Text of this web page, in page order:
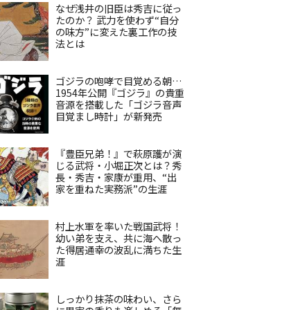
なぜ浅井の旧臣は秀吉に従っ
たのか？ 武力を使わず“自分
の味方”に変えた裏工作の技
法とは
ゴジラの咆哮で目覚める朝…
1954年公開『ゴジラ』の貴重
音源を搭載した「ゴジラ音声
目覚まし時計」が新発売
『豊臣兄弟！』で萩原護が演
じる武将・小堀正次とは？秀
長・秀吉・家康が重用、“出
家を重ねた実務派”の生涯
村上水軍を率いた戦国武将！
幼い弟を支え、共に海へ散っ
た得居通幸の波乱に満ちた生
涯
しっかり抹茶の味わい、さら